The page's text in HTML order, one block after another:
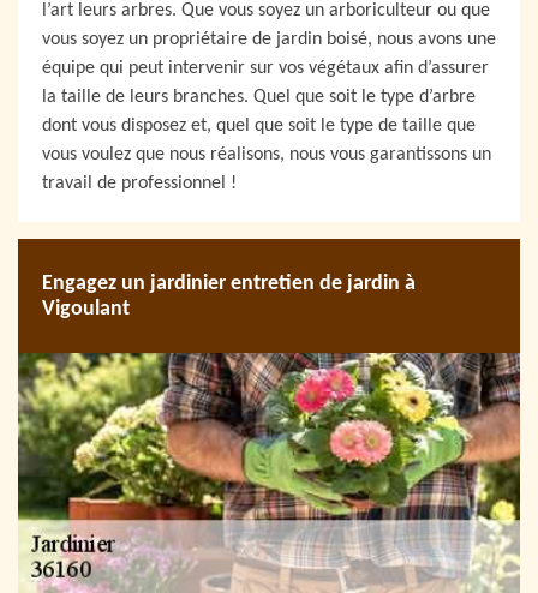
l’art leurs arbres. Que vous soyez un arboriculteur ou que
vous soyez un propriétaire de jardin boisé, nous avons une
équipe qui peut intervenir sur vos végétaux afin d’assurer
la taille de leurs branches. Quel que soit le type d’arbre
dont vous disposez et, quel que soit le type de taille que
vous voulez que nous réalisons, nous vous garantissons un
travail de professionnel !
Engagez un jardinier entretien de jardin à
Vigoulant